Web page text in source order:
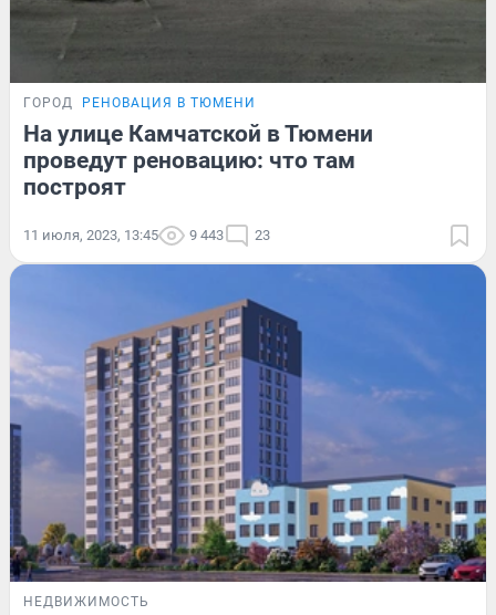
ГОРОД РЕНОВАЦИЯ В ТЮМЕНИ
На улице Камчатской в Тюмени
проведут реновацию: что там
построят
11 июля, 2023, 13:45 9 443 23
НЕДВИЖИМОСТЬ